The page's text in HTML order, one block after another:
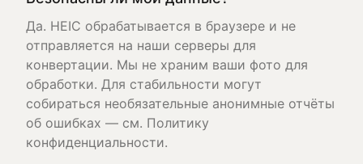
Да. HEIC обрабатывается в браузере и не
отправляется на наши серверы для
конвертации. Мы не храним ваши фото для
обработки. Для стабильности могут
собираться необязательные анонимные отчёты
об ошибках — см. Политику
конфиденциальности.